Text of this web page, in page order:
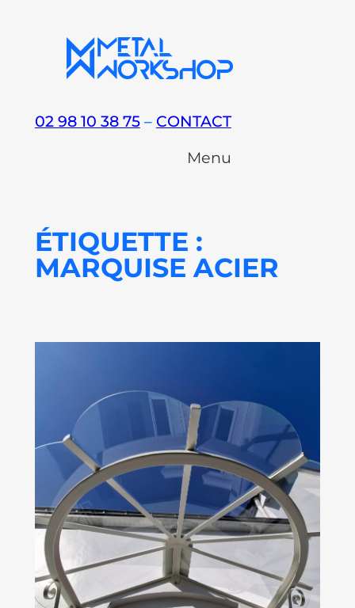
contenu
02 98 10 38 75– CONTACT
Menu
ÉTIQUETTE :
MARQUISE ACIER